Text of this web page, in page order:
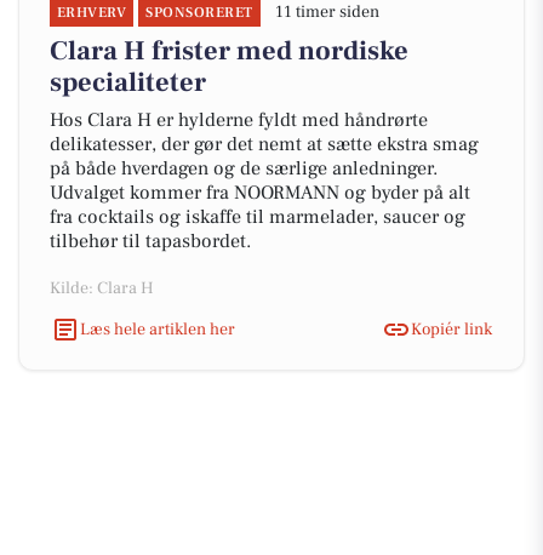
ERHVERV SPONSORERET 11 timer siden
Clara H frister med nordiske
specialiteter
Hos Clara H er hylderne fyldt med håndrørte
delikatesser, der gør det nemt at sætte ekstra smag
på både hverdagen og de særlige anledninger.
Udvalget kommer fra NOORMANN og byder på alt
fra cocktails og iskaffe til marmelader, saucer og
tilbehør til tapasbordet.
Kilde: Clara H
Læs hele artiklen her
Kopiér link